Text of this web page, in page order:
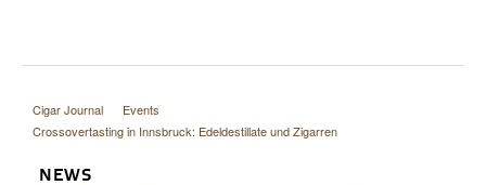
Cigar Journal
Events
Crossovertasting in Innsbruck: Edeldestillate und Zigarren
NEWS